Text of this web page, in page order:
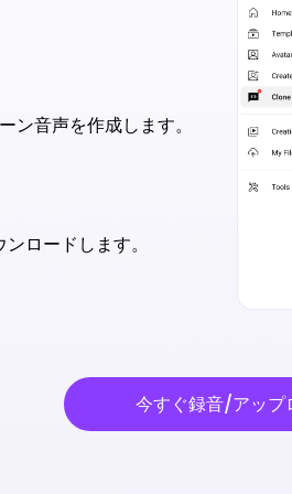
音声を作成します。
ロードします。
今すぐ録音/アップ